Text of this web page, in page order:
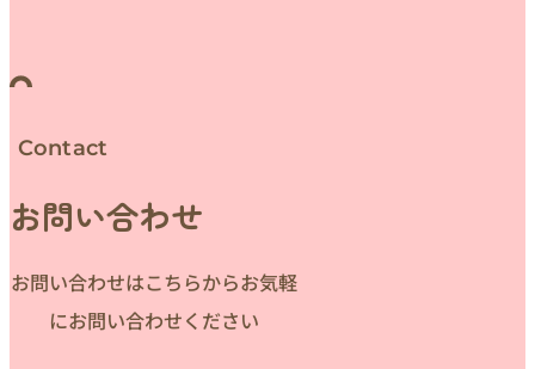
Contact
お問い合わせ
お問い合わせはこちらからお気軽
にお問い合わせください